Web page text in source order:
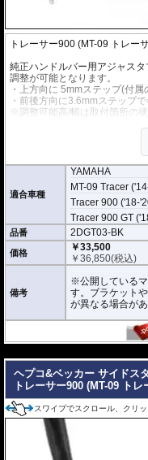
トレーサー900 (MT-09 トレー
純正ハンドルバー用アジャス
調整が可能となります。
・上方向に 5mmステップ(付
・前後方向に3.6mmステップ
※調整可能高/幅は取付箇所の
アルミビレットからの削り出
適合車種
YAMAHA
MT-09 Tracer
Tracer 900 ('18-
Tracer 900 GT
品番 2DGT03-BK
価格
￥33,500
￥36,850(税込)
備考
※公開している
す。ブラケット
が異なる場合があ
ヘプコ&ベッカー サイドス
トレーサー900 (MT-09 ト
スワイプでスクロール、クリ